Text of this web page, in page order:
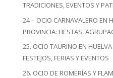
TRADICIONES, EVENTOS Y
24 – OCIO CARNAVALERO EN
PROVINCIA: FIESTAS,
25. OCIO TAURINO EN
FESTEJOS, FERIAS Y EVENTOS
26. OCIO DE ROMERÍAS Y